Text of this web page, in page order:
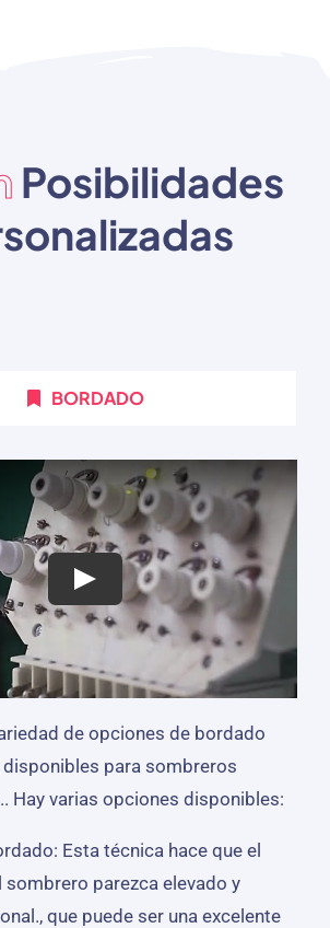
Posibilidades
BORDADO
de opciones de bordado
para sombreros
Hay varias opciones disponibles:
Esta técnica hace que el
sombrero parezca elevado y
que puede ser una excelente